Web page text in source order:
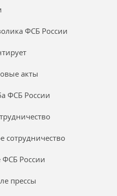
ФСБ России
акты
ФСБ России
сотрудничество
России
прессы